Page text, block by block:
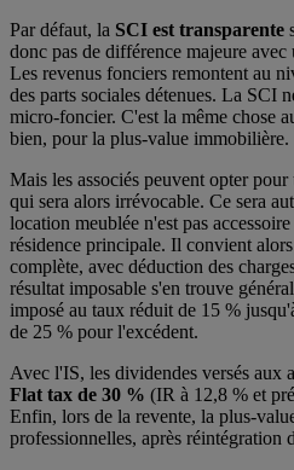
Par défaut, la SCI est transparente
donc pas de différence majeure
Les revenus fonciers remontent au
des parts sociales détenues. La SCI
micro-foncier. C'est la même chose
bien, pour la plus-value immobilière.
Mais les associés peuvent opter pour
qui sera alors irrévocable. Ce sera
location meublée n'est pas
résidence principale. Il convient
complète, avec déduction des
résultat imposable s'en trouve
imposé au taux réduit de 15 %
de 25 % pour l'excédent.
Avec l'IS, les dividendes versés aux
Flat tax de 30 % (IR à 12,8 % et
Enfin, lors de la revente, la plus-
professionnelles, après réintégration